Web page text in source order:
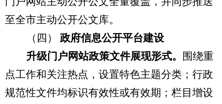
至全市主动公开公文库。
（四） 政府信息公开平台建设
升级门户网站政策文件展现形式。
围绕重
点工作和关注热点，设置特色主题分类；行政
规范性文件均标识有效性或有效期； 栏目增设